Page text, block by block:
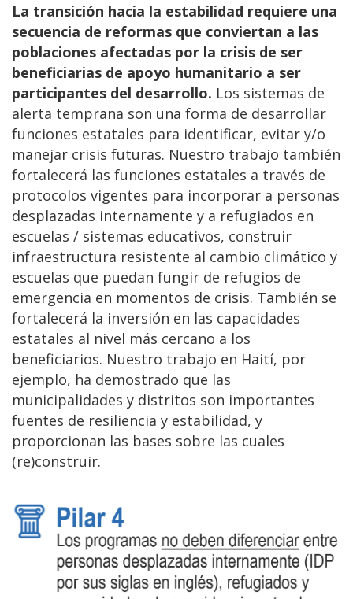
La transición hacia la estabilidad requiere una
secuencia de reformas que conviertan a las
poblaciones afectadas por la crisis de ser
beneficiarias de apoyo humanitario a ser
participantes del desarrollo. Los sistemas de
alerta temprana son una forma de desarrollar
funciones estatales para identificar, evitar y/o
manejar crisis futuras. Nuestro trabajo también
fortalecerá las funciones estatales a través de
protocolos vigentes para incorporar a personas
desplazadas internamente y a refugiados en
escuelas / sistemas educativos, construir
infraestructura resistente al cambio climático y
escuelas que puedan fungir de refugios de
emergencia en momentos de crisis. También se
fortalecerá la inversión en las capacidades
estatales al nivel más cercano a los
beneficiarios. Nuestro trabajo en Haití, por
ejemplo, ha demostrado que las
municipalidades y distritos son importantes
fuentes de resiliencia y estabilidad, y
proporcionan las bases sobre las cuales
(re)construir.